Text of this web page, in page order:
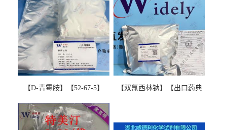
【D-青霉胺】【52-67-5】
图谱检测方法现货供应咨询
张军52-67-5
【双氯西林钠】【出口药典